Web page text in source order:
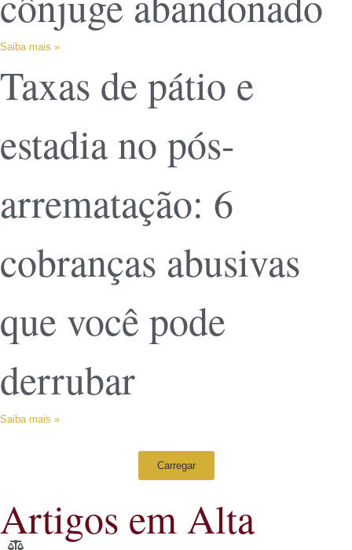
Saiba mais »
Taxas de pátio e
estadia no pós-
arrematação: 6
cobranças abusivas
que você pode
derrubar
Saiba mais »
Carregar
Artigos em Alta